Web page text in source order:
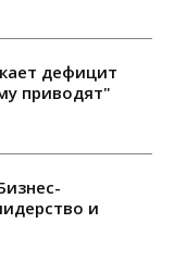
дефицит
приводят"
и